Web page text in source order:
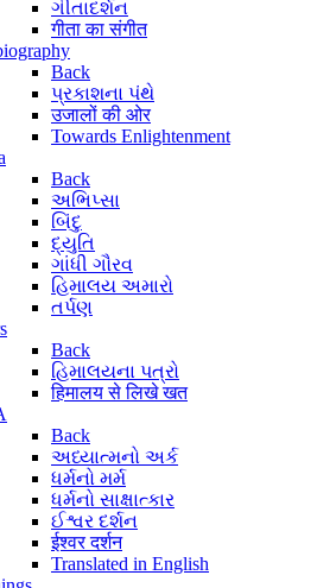
ગીતાદર્શન
गीता का संगीत
Back
પ્રકાશના પંથે
उजालों की ओर
Towards Enlightenment
Back
અભિપ્સા
બિંદુ
દ્યુતિ
ગાંધી ગૌરવ
હિમાલય અમારો
તર્પણ
Back
હિમાલયના પત્રો
हिमालय से लिखे खत
Back
અધ્યાત્મનો અર્ક
ધર્મનો મર્મ
ધર્મનો સાક્ષાત્કાર
ઈશ્વર દર્શન
ईश्वर दर्शन
Translated in English